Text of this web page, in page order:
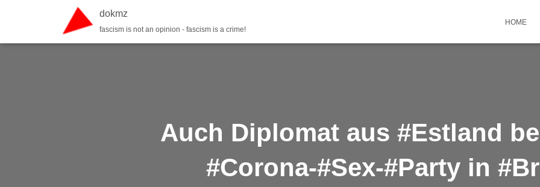
dokmz
fascism is not an opinion - fascism is a crime!
HOME
Auch Diplomat aus #Estland
#Corona-#Sex-#Party in